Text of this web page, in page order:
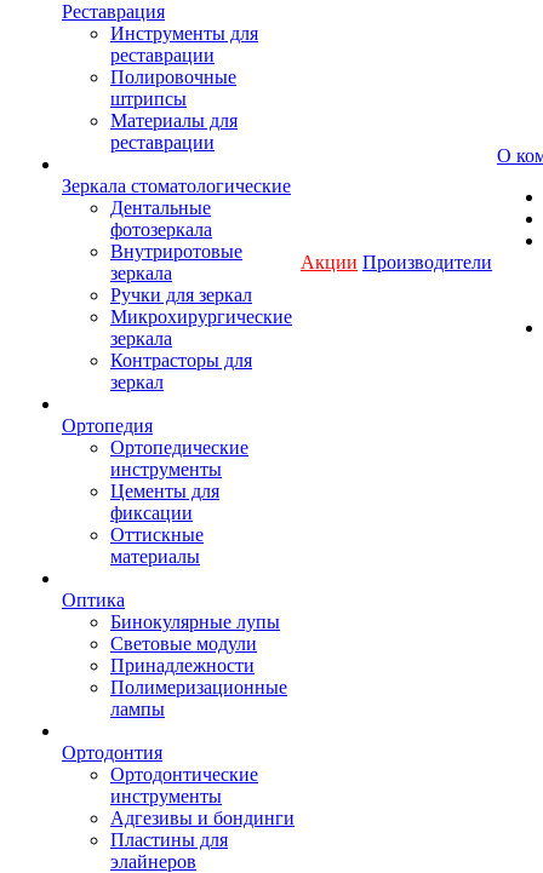
Реставрация
Инструменты для
реставрации
Полировочные
штрипсы
Материалы для
реставрации
Зеркала стоматологические
Дентальные
фотозеркала
Внутриротовые
зеркала
Ручки для зеркал
Микрохирургические
зеркала
Контрасторы для
зеркал
Ортопедия
Ортопедические
инструменты
Цементы для
фиксации
Оттискные
материалы
Оптика
Бинокулярные лупы
Световые модули
Принадлежности
Полимеризационные
лампы
Ортодонтия
Ортодонтические
инструменты
Адгезивы и бондинги
Пластины для
элайнеров
Акции Производители
О